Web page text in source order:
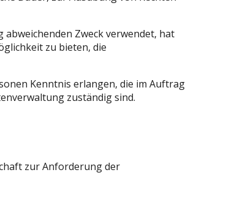
Zweck verwendet, hat
zu bieten, die
Kenntnis erlangen, die im Auftrag
zuständig sind.
zur Anforderung der